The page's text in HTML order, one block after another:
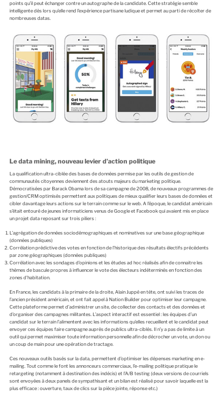
points qu’il peut échanger contre un autographe de la candidate. Cette stratégie semble
intelligente dès lors qu’elle rend l’expérience partisane ludique et permet au parti de récolter de
nombreuses datas.
Le data mining, nouveau levier d’action politique
La qualification ultra-ciblée des bases de données permise par les outils de gestion de
communautés citoyennes deviennent des atouts majeurs du marketing politique.
Démocratisées par Barack Obama lors de sa campagne de 2008, de nouveaux programmes de
gestion/CRM optimisés permettent aux politiques de mieux qualifier leurs bases de données et
cibler davantage leurs actions sur le terrain comme sur le web. A l’époque, le candidat américain
s’était entouré de jeunes informaticiens venus de Google et Facebook qui avaient mis en place
un projet data reposant sur trois piliers :
L’agrégation de données sociodémographiques et nominatives sur une base géographique
(données publiques)
Corrélation prédictive des votes en fonction de l’historique des résultats électifs précédents
par zone géographiques (données publiques)
Corrélation avec les sondages d’opinions et les études ad hoc réalisés afin de connaitre les
thèmes de bascule propres à influencer le vote des électeurs indéterminés en fonction des
zones d’habitation.
En France, les candidats à la primaire de la droite, Alain Juppé en tête, ont suivi les traces de
l’ancien président américain, et ont fait appel à Nation Builder pour optimiser leur campagne.
Cette plateforme permet d’administrer un site, de collecter des contacts et des données et
d’organiser des campagnes militantes. L’aspect interactif est essentiel : les équipes d’un
candidat sur le terrain l’alimentent avec les informations qu’elles recueillent et le candidat peut
envoyer ces équipes faire campagne auprès de publics ultra-ciblés. Il n’y a pas de limite à un
outil qui permet maximiser toute information personnelle afin de décrocher un vote, un don ou
un coup de main pour une opération de tractage.
Ces nouveaux outils basés sur la data, permettent d’optimiser les dépenses marketing en e-
mailing. Tout comme le font les annonceurs commerciaux, l’e-mailing politique pratique le
retargeting (notamment à destination des indécis) et l’A/B testing (deux versions de courriels
sont envoyées à deux panels de sympathisant et un bilan est réalisé pour savoir laquelle est la
plus efficace : ouverture, taux de clics sur la pièce jointe, réponse etc.)